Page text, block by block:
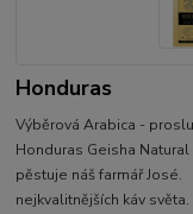
Honduras
Výběrová Arabica -
Honduras Geisha Natural
pěstuje náš farmář José.
nejkvalitnějších káv